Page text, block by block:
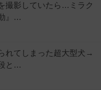
撮影していたら…ミラク
』…
れてしまった超大型犬→
と…